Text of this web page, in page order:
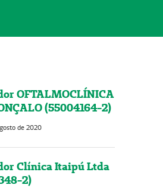
OFTALMOCLÍNICA
(55004164-2)
de 2020
Clínica Itaipú Ltda
2)